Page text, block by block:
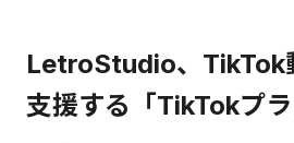
LetroStudio、TikTok
支援する「TikTokプ